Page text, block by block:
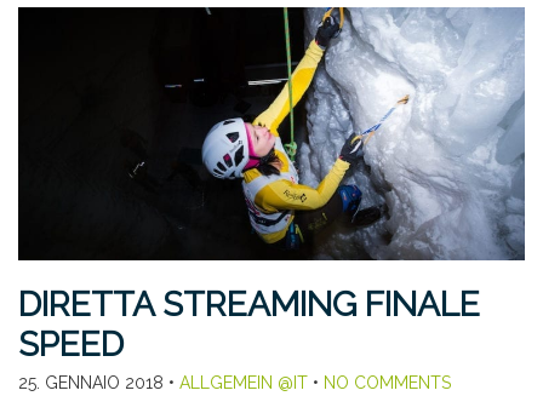
DIRETTA STREAMING FINALE
SPEED
25. GENNAIO 2018 • ALLGEMEIN @IT • NO COMMENTS